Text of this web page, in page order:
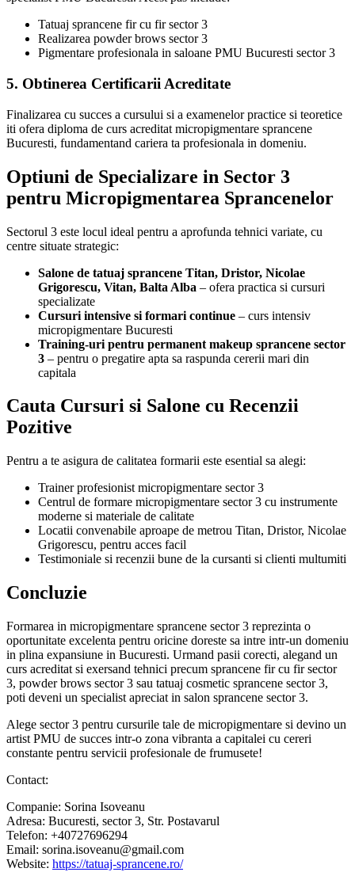
Tatuaj sprancene fir cu fir sector 3
Realizarea powder brows sector 3
Pigmentare profesionala in saloane PMU Bucuresti sector 3
5. Obtinerea Certificarii Acreditate
Finalizarea cu succes a cursului si a examenelor practice si teoretice
iti ofera diploma de curs acreditat micropigmentare sprancene
Bucuresti, fundamentand cariera ta profesionala in domeniu.
Optiuni de Specializare in Sector 3
pentru Micropigmentarea Sprancenelor
Sectorul 3 este locul ideal pentru a aprofunda tehnici variate, cu
centre situate strategic:
Salone de tatuaj sprancene Titan, Dristor, Nicolae
Grigorescu, Vitan, Balta Alba – ofera practica si cursuri
specializate
Cursuri intensive si formari continue – curs intensiv
micropigmentare Bucuresti
Training-uri pentru permanent makeup sprancene sector
3 – pentru o pregatire apta sa raspunda cererii mari din
capitala
Cauta Cursuri si Salone cu Recenzii
Pozitive
Pentru a te asigura de calitatea formarii este esential sa alegi:
Trainer profesionist micropigmentare sector 3
Centrul de formare micropigmentare sector 3 cu instrumente
moderne si materiale de calitate
Locatii convenabile aproape de metrou Titan, Dristor, Nicolae
Grigorescu, pentru acces facil
Testimoniale si recenzii bune de la cursanti si clienti multumiti
Concluzie
Formarea in micropigmentare sprancene sector 3 reprezinta o
oportunitate excelenta pentru oricine doreste sa intre intr-un domeniu
in plina expansiune in Bucuresti. Urmand pasii corecti, alegand un
curs acreditat si exersand tehnici precum sprancene fir cu fir sector
3, powder brows sector 3 sau tatuaj cosmetic sprancene sector 3,
poti deveni un specialist apreciat in salon sprancene sector 3.
Alege sector 3 pentru cursurile tale de micropigmentare si devino un
artist PMU de succes intr-o zona vibranta a capitalei cu cereri
constante pentru servicii profesionale de frumusete!
Contact:
Companie: Sorina Isoveanu
Adresa: Bucuresti, sector 3, Str. Postavarul
Telefon: +40727696294
Email: sorina.isoveanu@gmail.com
Website: https://tatuaj-sprancene.ro/